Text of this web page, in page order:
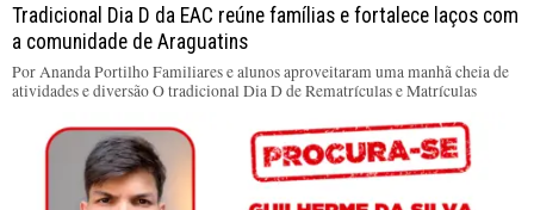
Tradicional Dia D da EAC reúne famílias e fortalece laços com
a comunidade de Araguatins
Por Ananda Portilho Familiares e alunos aproveitaram uma manhã cheia de
atividades e diversão O tradicional Dia D de Rematrículas e Matrículas